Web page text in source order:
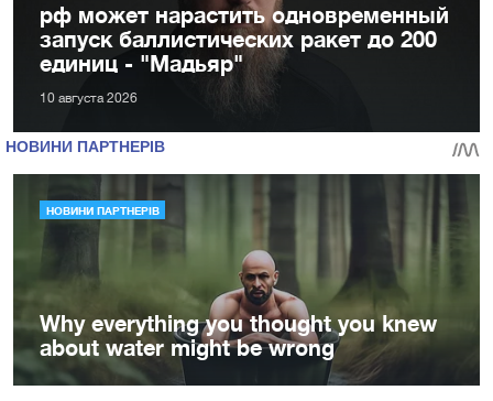
рф может нарастить одновременный
запуск баллистических ракет до 200
единиц - "Мадьяр"
10 августа 2026